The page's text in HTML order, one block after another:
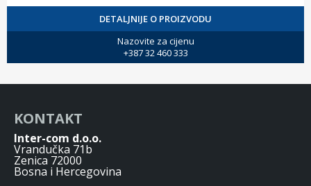
DETALJNIJE O PROIZVODU
Nazovite za cijenu
+387 32 460 333
KONTAKT
Inter-com d.o.o.
Vrandučka 71b
Zenica 72000
Bosna i Hercegovina